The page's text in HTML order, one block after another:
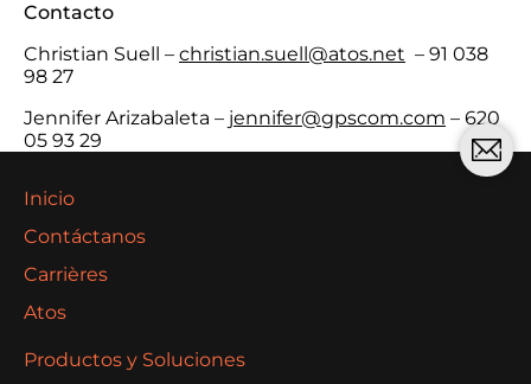
Contacto
Christian Suell – christian.suell@atos.net – 91 038
98 27
Jennifer Arizabaleta – jennifer@gpscom.com – 620
05 93 29
Inicio
Contáctanos
Carrières
Atos
Productos y Soluciones